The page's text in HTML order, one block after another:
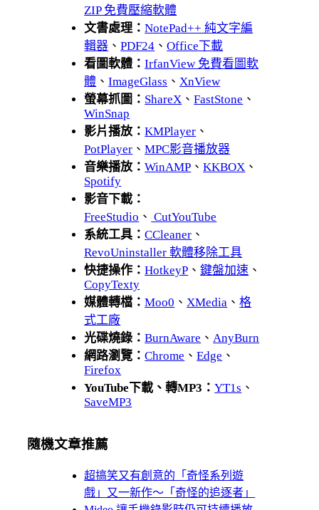
ZIP 免費壓縮軟體
文書處理：NotePad++ 純文字編
輯器 、PDF24 、Office下載
看圖軟體：IrfanView 免費看圖軟
體 、ImageGlass 、 XnView
螢幕抓圖： ShareX 、FastStone 、
WinSnap
影片播放：KMPlayer 、
PotPlayer 、MPC影音播放器
音樂播放：WinAMP 、KKBOX 、
Spotify
影音下載：
FreeStudio 、 CutYouTube
系統工具：CCleaner 、
RevoUninstaller 軟體移除工具
快捷操作：HotkeyP 、鍵盤加速 、
CopyTexty
媒體轉檔：Moo0 、 XMedia 、格
式工廠
光碟燒錄：BurnAware 、 AnyBurn
網路瀏覽：Chrome 、Edge 、
Firefox
YouTube下載、轉MP3：YT1s 、
SaveMP3
隨機文章推薦
超搞笑又有創意的「奇怪系列遊
戲」又一新作～「奇怪的追逐者」